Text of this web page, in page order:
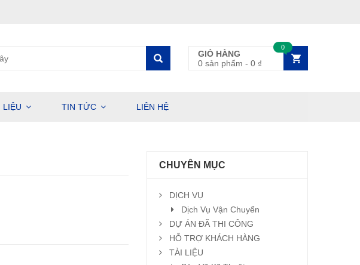
GIỎ HÀNG
0 sản phẩm - 0 ₫
0
LIỆU TIN TỨC LIÊN HỆ
CHUYÊN MỤC
DỊCH VỤ
Dịch Vụ Vận Chuyển
DỰ ÁN ĐÃ THI CÔNG
HỖ TRỢ KHÁCH HÀNG
TÀI LIỆU